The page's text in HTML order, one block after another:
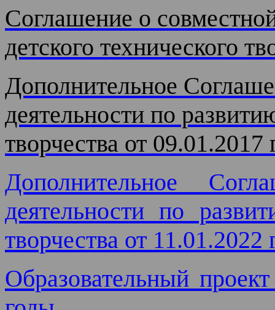
Соглашение о
детского технического
Дополнительное
деятельности по
творчества от 09.01.2017
Дополнительное
деятельности по
творчества от 11.01.2022
Образовательный